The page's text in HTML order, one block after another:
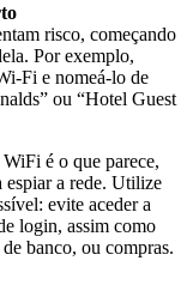
risco, começando
Por exemplo,
Fi e nomeá-lo de
ou “Hotel Guest
é o que parece,
espiar a rede. Utilize
evite aceder a
login, assim como
banco, ou compras.